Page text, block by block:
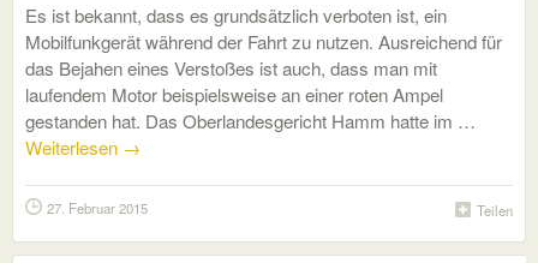
Es ist bekannt, dass es grundsätzlich verboten ist, ein
Mobilfunkgerät während der Fahrt zu nutzen. Ausreichend für
das Bejahen eines Verstoßes ist auch, dass man mit
laufendem Motor beispielsweise an einer roten Ampel
gestanden hat. Das Oberlandesgericht Hamm hatte im …
Weiterlesen →
Teilen
27. Februar 2015